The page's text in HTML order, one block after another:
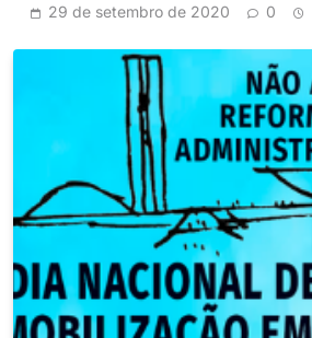
29 de setembro de 2020 0